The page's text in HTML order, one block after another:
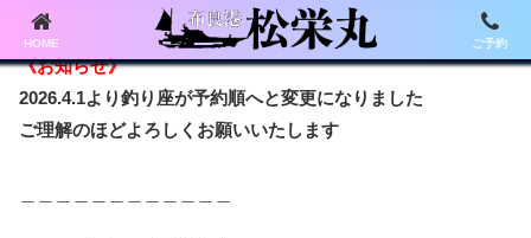
《お知らせ》
2026.4.1より釣り座が予約順へと変更になりました
ご理解のほどよろしくお願いいたします
HOME ご予約